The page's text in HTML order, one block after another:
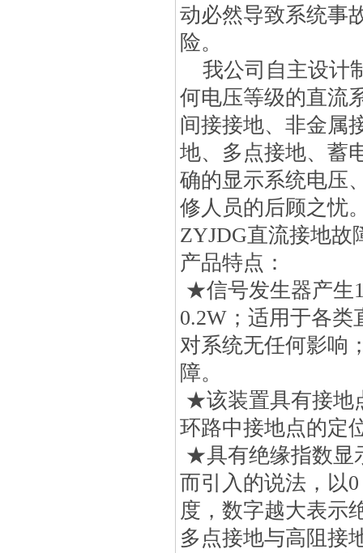
动必然导致系统事
险。
我公司自主设计
何电压等级的直流
间接接地、非金属
地、多点接地、蓄
确的显示系统电压
修人员的后顾之忧
ZYJDG直流接地故
产品特点：
★信号发生器产生
0.2W；适用于各
对系统无任何影响
障。
★该装置具有接地
环路中接地点的定
★具有绝缘指数显
而引入的说法，以
度，数字越大表示
多点接地与高阻接